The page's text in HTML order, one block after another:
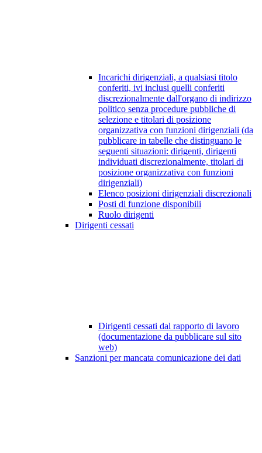
Incarichi dirigenziali, a qualsiasi titolo
conferiti, ivi inclusi quelli conferiti
discrezionalmente dall'organo di indirizzo
politico senza procedure pubbliche di
selezione e titolari di posizione
organizzativa con funzioni dirigenziali (da
pubblicare in tabelle che distinguano le
seguenti situazioni: dirigenti, dirigenti
individuati discrezionalmente, titolari di
posizione organizzativa con funzioni
dirigenziali)
Elenco posizioni dirigenziali discrezionali
Posti di funzione disponibili
Ruolo dirigenti
Dirigenti cessati
Dirigenti cessati dal rapporto di lavoro
(documentazione da pubblicare sul sito
web)
Sanzioni per mancata comunicazione dei dati